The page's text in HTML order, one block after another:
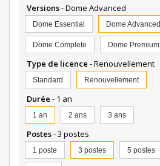
Versions- Dome Advanced
Dome Essential Dome Advanced
Dome Complete Dome Premium
Type de licence - Renouvellement
Standard Renouvellement
Durée - 1 an
1 an 2 ans 3 ans
Postes- 3 postes
1 poste 3 postes 5 postes